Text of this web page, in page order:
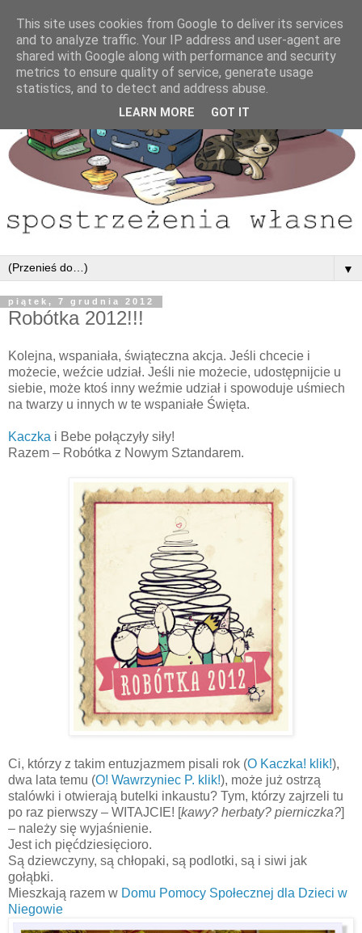
▼
piątek, 7 grudnia 2012
Robótka 2012!!!
Kolejna, wspaniała, świąteczna akcja. Jeśli chcecie i
możecie, weźcie udział. Jeśli nie możecie, udostępnijcie u
siebie, może ktoś inny weźmie udział i spowoduje uśmiech
na twarzy u innych w te wspaniałe Święta.
Kaczka i Bebe połączyły siły!
Razem – Robótka z Nowym Sztandarem.
Ci, którzy z takim entuzjazmem pisali rok (O Kaczka! klik!),
dwa lata temu (O! Wawrzyniec P. klik!), może już ostrzą
stalówki i otwierają butelki inkaustu? Tym, którzy zajrzeli tu
po raz pierwszy – WITAJCIE! [kawy? herbaty? pierniczka?]
– należy się wyjaśnienie.
Jest ich pięćdziesięcioro.
Są dziewczyny, są chłopaki, są podlotki, są i siwi jak
gołąbki.
Mieszkają razem w Domu Pomocy Społecznej dla Dzieci w
Niegowie
This site uses cookies from Google to deliver its services
and to analyze traffic. Your IP address and user-agent are
shared with Google along with performance and security
metrics to ensure quality of service, generate usage
statistics, and to detect and address abuse.
LEARN MORE GOT IT